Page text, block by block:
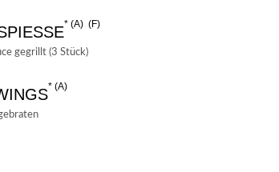
A F
gegrillt (3 Stück)
A